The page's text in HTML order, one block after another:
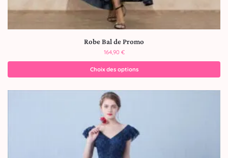
Robe Bal de Promo
164,90 €
Choix des options